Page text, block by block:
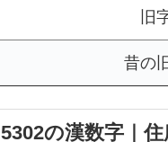
旧
昔の
5302の漢数字｜